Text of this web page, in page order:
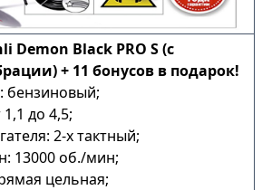
Demon Black PRO S (с
+ 11 бонусов в подарок!
бензиновый;
до 4,5;
2-х тактный;
13000 об./мин;
цельная;